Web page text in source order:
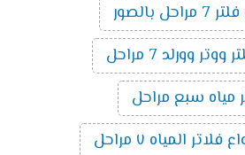
بالصور
وورلد 7 مراحل
مياه سبع مراحل
المياه ٧ مراحل